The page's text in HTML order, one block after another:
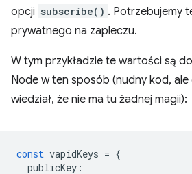
opcji subscribe() . Potrzebujemy
prywatnego na zapleczu.
W tym przykładzie te wartości są
Node w ten sposób (nudny kod, ale
wiedział, że nie ma tu żadnej magii):
const vapidKeys = {
publicKey :